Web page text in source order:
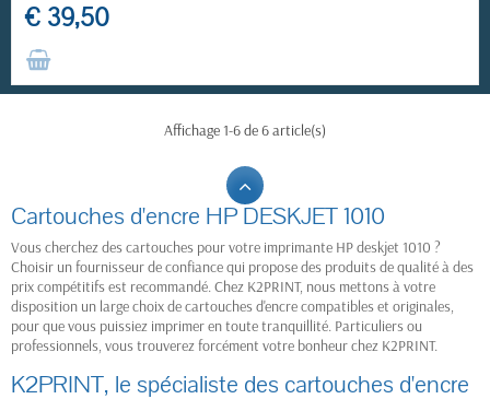
€ 39,50
Affichage 1-6 de 6 article(s)
Cartouches d'encre HP DESKJET 1010
Vous cherchez des cartouches pour votre imprimante HP deskjet 1010 ?
Choisir un fournisseur de confiance qui propose des produits de qualité à des
prix compétitifs est recommandé. Chez K2PRINT, nous mettons à votre
disposition un large choix de cartouches d'encre compatibles et originales,
pour que vous puissiez imprimer en toute tranquillité. Particuliers ou
professionnels, vous trouverez forcément votre bonheur chez K2PRINT.
K2PRINT, le spécialiste des cartouches d'encre